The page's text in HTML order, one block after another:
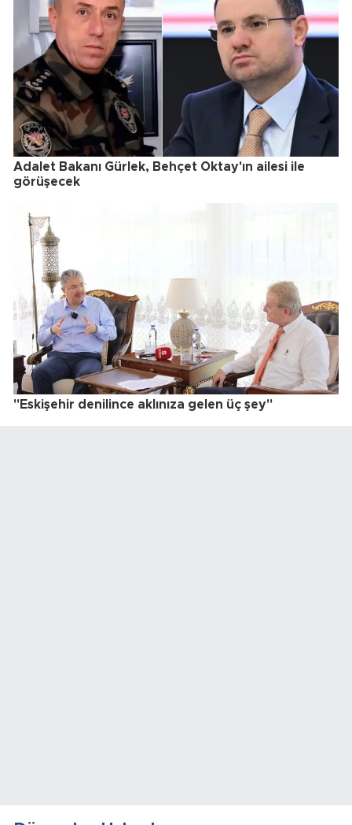
Adalet Bakanı Gürlek, Behçet Oktay'ın ailesi ile
görüşecek
"Eskişehir denilince aklınıza gelen üç şey"